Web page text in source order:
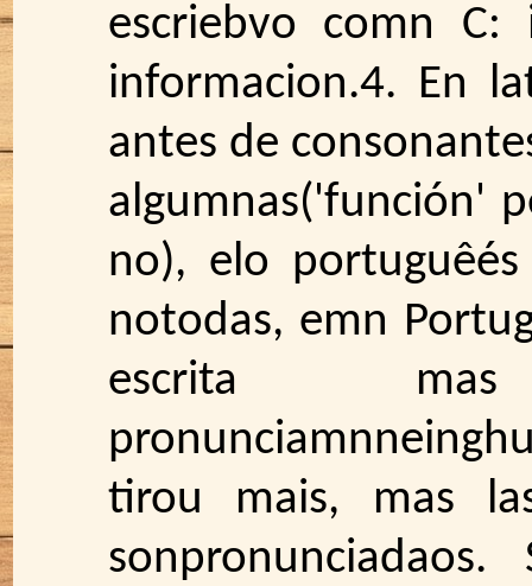
escriebvo comn C:
informacion.4. En
antes de
algumnas('función'
no), elo
notodas, emn
escrita
tirou mais, mas